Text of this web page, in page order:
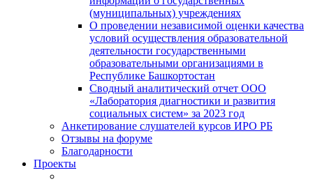
(муниципальных) учреждениях
О проведении независимой оценки качества
условий осуществления образовательной
деятельности государственными
образовательными организациями в
Республике Башкортостан
Сводный аналитический отчет ООО
«Лаборатория диагностики и развития
социальных систем» за 2023 год
Анкетирование слушателей курсов ИРО РБ
Отзывы на форуме
Благодарности
Проекты